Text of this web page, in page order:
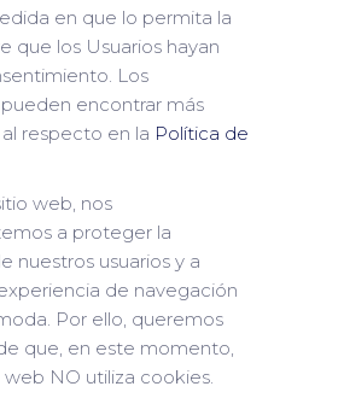
en que lo permita la
que los Usuarios hayan
Los
encontrar más
respecto en la Política de
web, nos
a proteger la
nuestros usuarios y a
de navegación
Por ello, queremos
que, en este momento,
web NO utiliza cookies.